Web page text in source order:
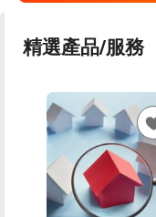
精選產品/服務